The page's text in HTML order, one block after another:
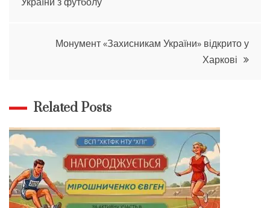
записів
Монумент «Захисникам України» відкрито у
Харкові
Related Posts